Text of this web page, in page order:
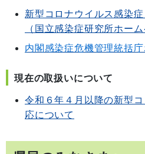
新型コロナウイルス感染
（国立感染症研究所ホー
内閣感染症危機管理統括
現在の取扱いについて
令和６年４月以降の新型
応について